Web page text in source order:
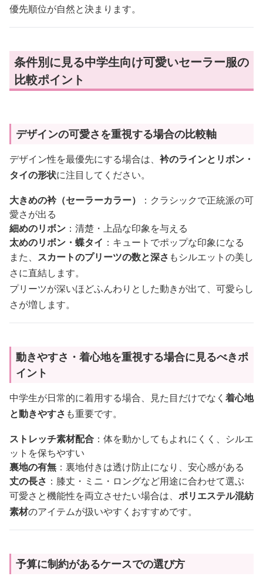
優先順位が自然と決まります。
条件別に見る中学生向け可愛いセーラー服の
比較ポイント
デザインの可愛さを重視する場合の比較軸
デザイン性を最優先にする場合は、 衿のラインとリボン・
タイの形状に注目してください。
大きめの衿（セーラーカラー）
：クラシックで正統派の可
愛さが出る
細めのリボン ：清楚・上品な印象を与える
太めのリボン・蝶タイ ：キュートでポップな印象になる
また、 スカートのプリーツの数と深さ もシルエットの美し
さに直結します。
プリーツが深いほどふんわりとした動きが出て、可愛らし
さが増します。
動きやすさ・着心地を重視する場合に見るべきポ
イント
中学生が日常的に着用する場合、見た目だけでなく 着心地
と動きやすさ も重要です。
ストレッチ素材配合 ：体を動かしてもよれにくく、シルエ
ットを保ちやすい
裏地の有無 ：裏地付きは透け防止になり、安心感がある
丈の長さ ：膝丈・ミニ・ロングなど用途に合わせて選ぶ
可愛さと機能性を両立させたい場合は、 ポリエステル混紡
素材のアイテムが扱いやすくおすすめです。
予算に制約があるケースでの選び方